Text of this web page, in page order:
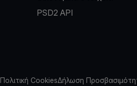
PSD2 API
Πολιτική CookiesΔήλωση